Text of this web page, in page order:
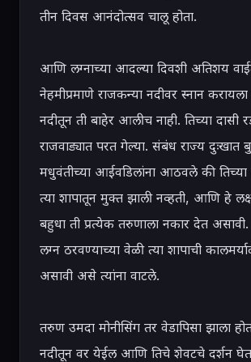
तीन दिवस आनंदोत्सव चालू होता.
आणि लग्नाच्या आदल्या दिवशी अतिशय
नेहमीप्रमाणे राजकन्या नदीवर स्नान
नदीतून ती बाहेर आलीच नाही. तिच्या दासी
राजवाड्यात परत गेल्या. संबंध राज्य दुःखात
मधुवंतीच्या आईवडिलांना आठवले की तिच्या
त्या शापातून मुक्त झाली नव्हती, आणि हे
बहुधा ती प्रत्येक तरुणाला नकार देत असावी.
लग्न ठरवण्याच्या वेळी त्या शापाची
असावी असे त्यांना वाटले.
तरुण उमदा मोनीसिंग तर वेडापिसा झाला
नदीतून वर येईल आणि तिचे शेवटचे दर्शन